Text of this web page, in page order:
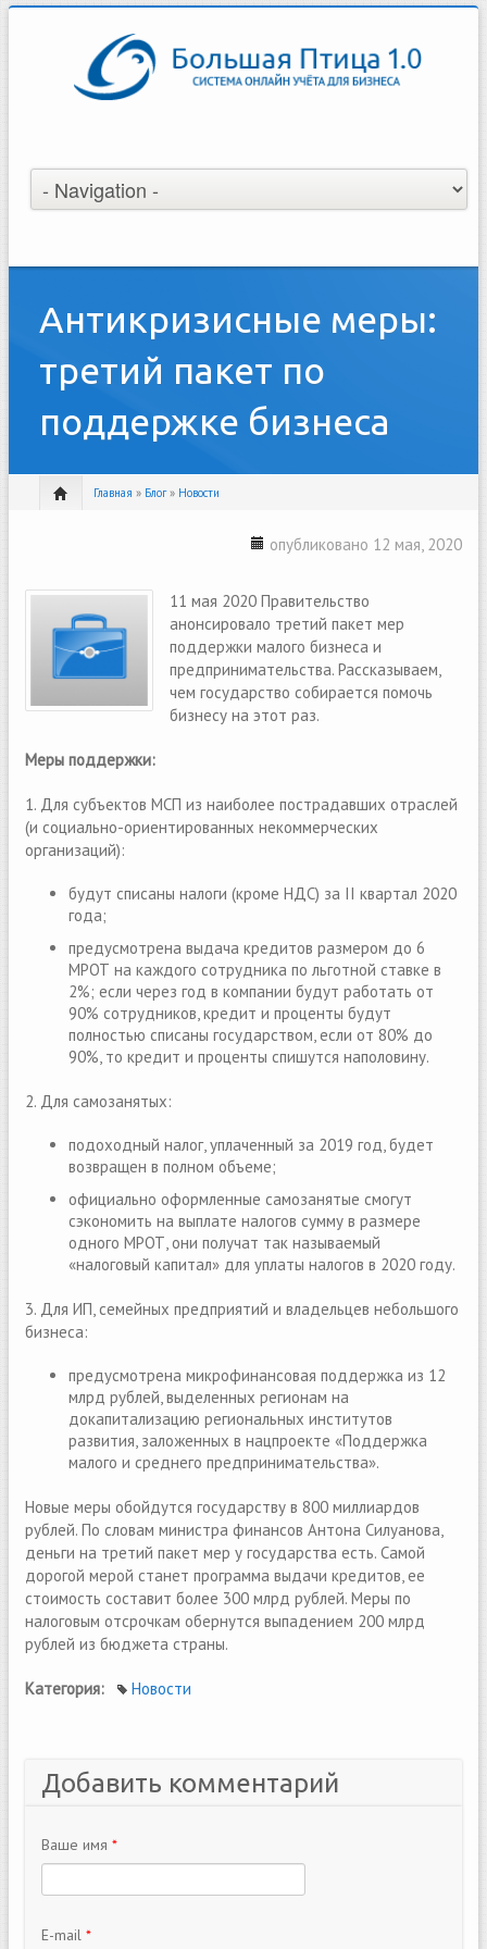
Антикризисные меры:
третий пакет по
поддержке бизнеса
Главная » Блог» Новости
опубликовано 12 мая, 2020
11 мая 2020 Правительство
анонсировало третий пакет мер
поддержки малого бизнеса и
предпринимательства. Рассказываем,
чем государство собирается помочь
бизнесу на этот раз.
Меры поддержки:
1. Для субъектов МСП из наиболее пострадавших отраслей
(и социально-ориентированных некоммерческих
организаций):
будут списаны налоги (кроме НДС) за II квартал 2020
года;
предусмотрена выдача кредитов размером до 6
МРОТ на каждого сотрудника по льготной ставке в
2%; если через год в компании будут работать от
90% сотрудников, кредит и проценты будут
полностью списаны государством, если от 80% до
90%, то кредит и проценты спишутся наполовину.
2. Для самозанятых:
подоходный налог, уплаченный за 2019 год, будет
возвращен в полном объеме;
официально оформленные самозанятые смогут
сэкономить на выплате налогов сумму в размере
одного МРОТ, они получат так называемый
«налоговый капитал» для уплаты налогов в 2020 году.
3. Для ИП, семейных предприятий и владельцев небольшого
бизнеса:
​предусмотрена микрофинансовая поддержка из 12
млрд рублей, выделенных регионам на
докапитализацию региональных институтов
развития, заложенных в нацпроекте «Поддержка
малого и среднего предпринимательства».
Новые меры обойдутся государству в 800 миллиардов
рублей. По словам министра финансов Антона Силуанова,
деньги на третий пакет мер у государства есть. Самой
дорогой мерой станет программа выдачи кредитов, ее
стоимость составит более 300 млрд рублей. Меры по
налоговым отсрочкам обернутся выпадением 200 млрд
рублей из бюджета страны.
Категория: Новости
Добавить комментарий
Ваше имя *
E-mail *